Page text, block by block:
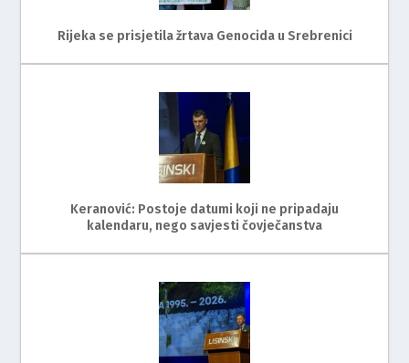
Rijeka se prisjetila žrtava Genocida u Srebrenici
Keranović: Postoje datumi koji ne pripadaju
kalendaru, nego savjesti čovječanstva